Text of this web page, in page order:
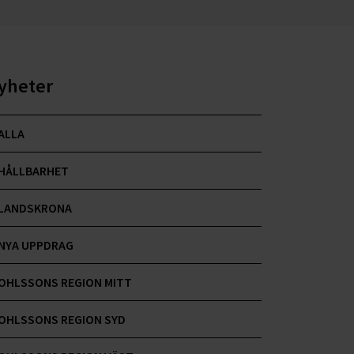
UPPDRAG
REGION MITT
REGION SYD